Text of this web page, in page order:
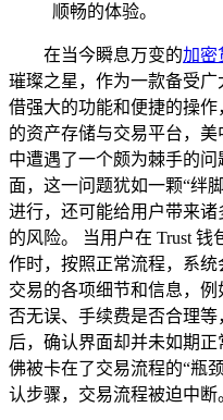
顺畅的体验。
在当今瞬息万变的加密
璀璨之星，作为一款备受
借强大的功能和便捷的操
的资产存储与交易平台，
中遭遇了一个颇为棘手的
面，这一问题犹如一颗“绊
进行，还可能给用户带来
的风险。 当用户在 Trust
作时，按照正常流程，系
交易的各项细节和信息，
否无误、手续费是否合理
后，确认界面却并未如期
佛被卡在了交易流程的“瓶
认步骤，交易流程被迫中断